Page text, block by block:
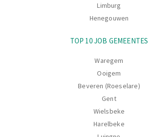
Limburg
Henegouwen
TOP 10 JOB GEMEENTES
Waregem
Ooigem
Beveren (Roeselare)
Gent
Wielsbeke
Harelbeke